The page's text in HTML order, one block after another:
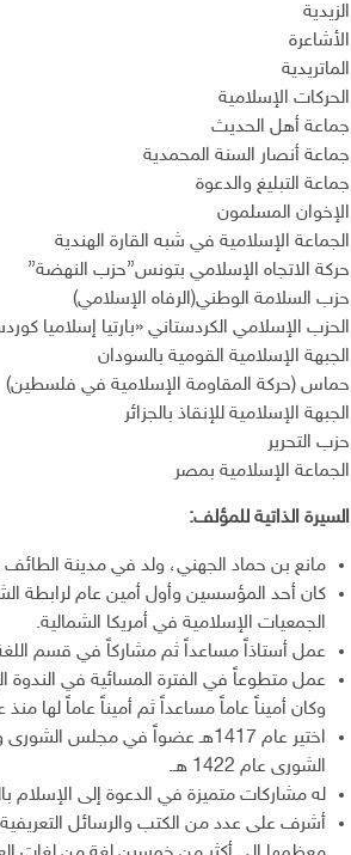
الزيدية
الأشاعرة
الماتريدية
الحركات الإسلامية
جماعة أهل الحديث
جماعة أنصار السنة المحمدية
جماعة التبليغ والدعوة
الإخوان المسلمون
الجماعة الإسلامية في شبه القارة الهندية
حركة الاتجاه الإسلامي بتونس”حزب النهضة”
حزب السلامة الوطني(الرفاه الإسلامي)
الحزب الإسلامي الكردستاني «بارتيا إسلاميا
الجبهة الإسلامية القومية بالسودان
حماس (حركة المقاومة الإسلامية في فلسطين)
الجبهة الإسلامية للإنقاذ بالجزائر
حزب التحرير
الجماعة الإسلامية بمصر
السيرة الذاتية للمؤلف:
مانع بن حماد الجهني، ولد في مدينة الطائف عام 1361 هـ/
كان أحد المؤسسين وأول أمين عام لرابطة
الجمعيات الإسلامية في أمريكا الشمالية.
عمل أستاذاً مساعداً ثم مشاركاً في قسم
وكان أميناً عاماً مساعداً ثم أميناً عاماً لها منذ عام 1406 هـ حتى وفاته عام
اختير عام 1417هـ عضواً في مجلس
الشورى عام 1422 هـ.
له مشاركات متميزة في الدعوة إلى الإسلام
أشرف على عدد من الكتب والرسائل